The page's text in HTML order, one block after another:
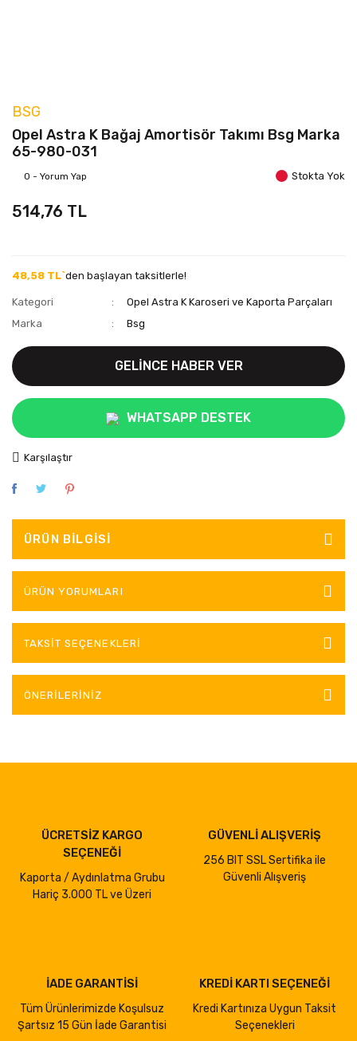
BSG
Opel Astra K Bağaj Amortisör Takımı Bsg Marka
65-980-031
0 - Yorum Yap Stokta Yok
514,76 TL
48,58 TL`den başlayan taksitlerle!
Kategori
Opel Astra K Karoseri ve Kaporta Parçaları
Marka
Bsg
GELİNCE HABER VER
WHATSAPP DESTEK
Karşılaştır
ÜRÜN BILGISI
ÜRÜN YORUMLARI
TAKSIT SEÇENEKLERI
ÖNERILERINIZ
ÜCRETSİZ KARGO
SEÇENEĞİ
Kaporta / Aydınlatma Grubu
Hariç 3.000 TL ve Üzeri
GÜVENLİ ALIŞVERİŞ
256 BIT SSL Sertifika ile
Güvenli Alışveriş
İADE GARANTİSİ
Tüm Ürünlerimizde Koşulsuz
Şartsız 15 Gün İade Garantisi
KREDİ KARTI SEÇENEĞİ
Kredi Kartınıza Uygun Taksit
Seçenekleri